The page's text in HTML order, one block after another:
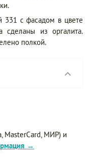
331 с фасадом в цвете
сделаны из оргалита.
полкой.
MasterCard, МИР) и
→